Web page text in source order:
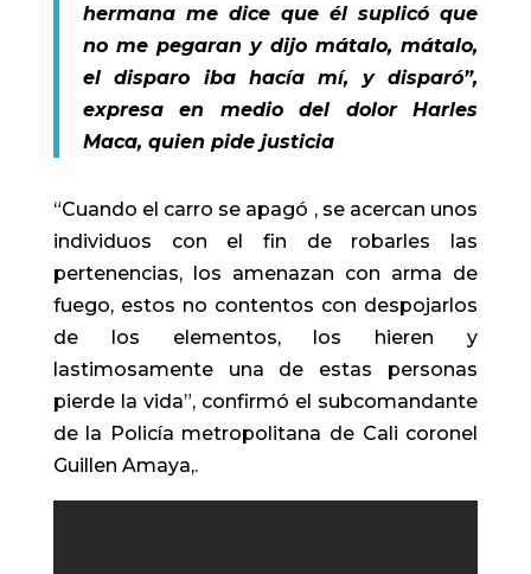
hermana me dice que él suplicó que
no me pegaran y dijo mátalo, mátalo,
el disparo iba hacía mí, y disparó”,
expresa en medio del dolor Harles
Maca, quien pide justicia
“Cuando el carro se apagó , se acercan unos
individuos con el fin de robarles las
pertenencias, los amenazan con arma de
fuego, estos no contentos con despojarlos
de los elementos, los hieren y
lastimosamente una de estas personas
pierde la vida”, confirmó el subcomandante
de la Policía metropolitana de Cali coronel
Guillen Amaya,.